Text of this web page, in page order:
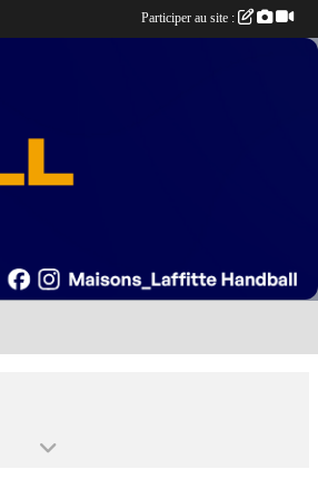
Participer au site :